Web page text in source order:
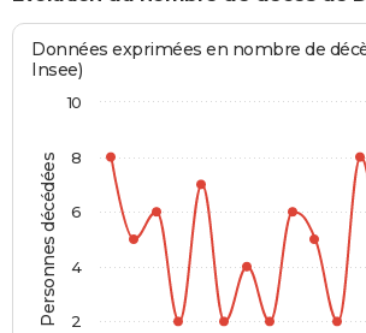
Personnes décédées
Données exprimées en nombre de
Insee)
2
4
6
8
10